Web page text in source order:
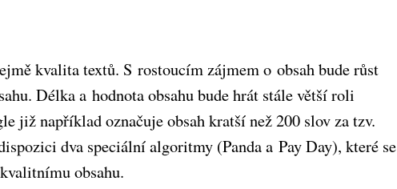
kvalita textů. S rostoucím zájmem o obsah bude růst
Délka a hodnota obsahu bude hrát stále větší roli
již například označuje obsah kratší než 200 slov za tzv.
dva speciální algoritmy (Panda a Pay Day), které se
obsahu.